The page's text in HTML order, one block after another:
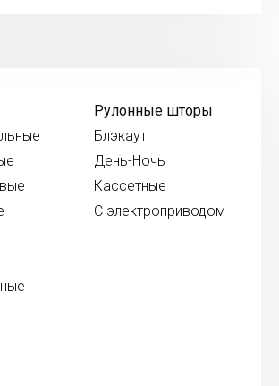
Рулонные шторы
Блэкаут
День-Ночь
Кассетные
С электроприводом